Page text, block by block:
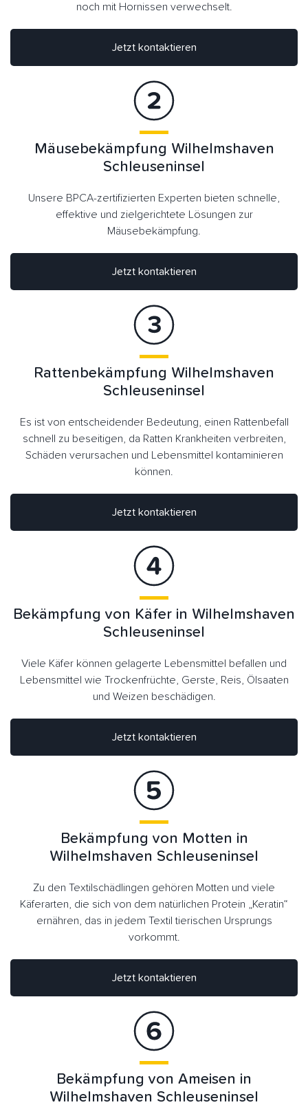
noch mit Hornissen verwechselt.
Jetzt kontaktieren
Jetzt kontaktieren
Mäusebekämpfung Wilhelmshaven
Schleuseninsel
Unsere BPCA-zertifizierten Experten bieten schnelle,
effektive und zielgerichtete Lösungen zur
Mäusebekämpfung.
Rattenbekämpfung Wilhelmshaven
Schleuseninsel
Es ist von entscheidender Bedeutung, einen Rattenbefall
schnell zu beseitigen, da Ratten Krankheiten verbreiten,
Schäden verursachen und Lebensmittel kontaminieren
können.
Jetzt kontaktieren
Jetzt kontaktieren
Bekämpfung von Käfer in Wilhelmshaven
Schleuseninsel
Viele Käfer können gelagerte Lebensmittel befallen und
Lebensmittel wie Trockenfrüchte, Gerste, Reis, Ölsaaten
und Weizen beschädigen.
Bekämpfung von Motten in
Wilhelmshaven Schleuseninsel
Zu den Textilschädlingen gehören Motten und viele
Käferarten, die sich von dem natürlichen Protein „Keratin“
ernähren, das in jedem Textil tierischen Ursprungs
vorkommt.
Jetzt kontaktieren
Bekämpfung von Ameisen in
Wilhelmshaven Schleuseninsel